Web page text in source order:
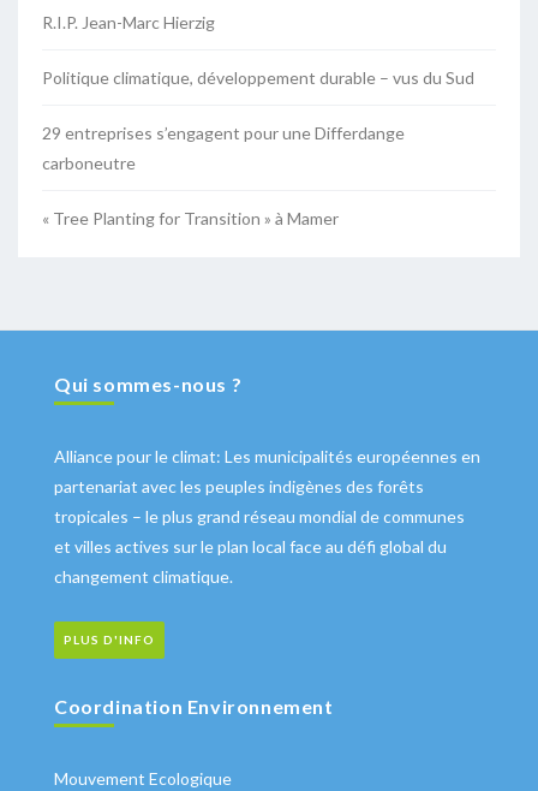
R.I.P. Jean-Marc Hierzig
Politique climatique, développement durable – vus du Sud
29 entreprises s’engagent pour une Differdange
carboneutre
« Tree Planting for Transition » à Mamer
Qui sommes-nous ?
Alliance pour le climat: Les municipalités européennes en
partenariat avec les peuples indigènes des forêts
tropicales – le plus grand réseau mondial de communes
et villes actives sur le plan local face au défi global du
changement climatique.
PLUS D'INFO
Coordination Environnement
Mouvement Ecologique